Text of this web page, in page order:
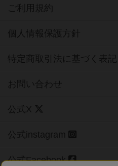
ご利用規約
個人情報保護方針
特定商取引法に基づく表記
お問い合わせ
公式X
公式instagram
公式Facebook